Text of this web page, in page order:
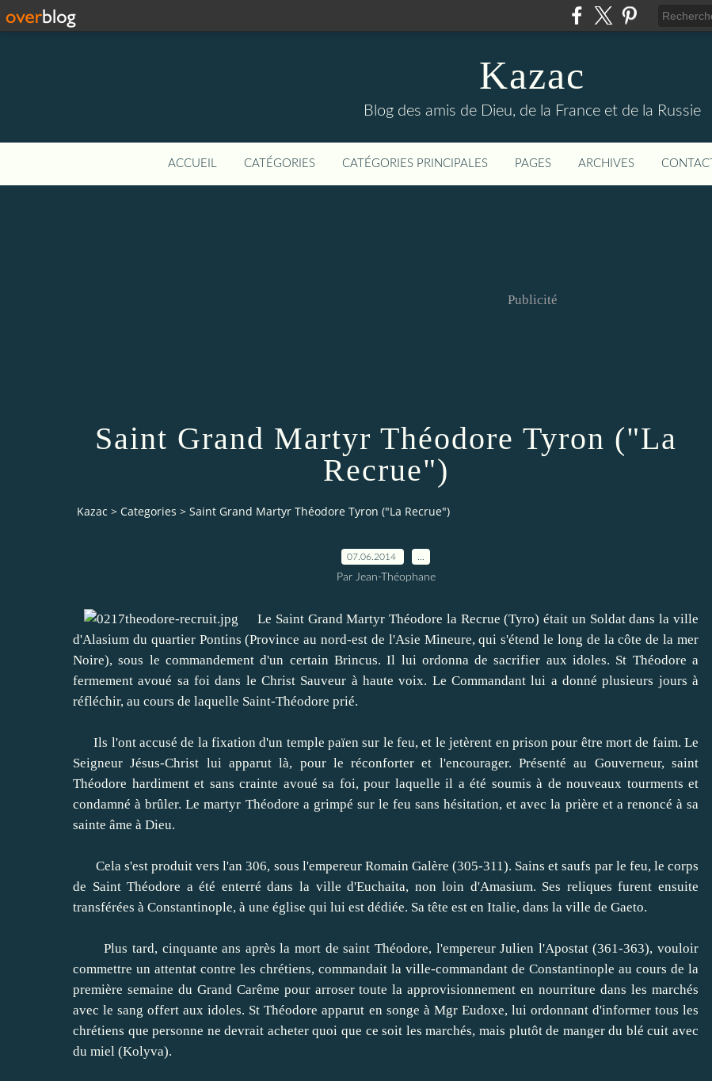
Kazac
Blog des amis de Dieu, de la France et de la Russie
ACCUEIL CATÉGORIES CATÉGORIES PRINCIPALES PAGES ARCHIVES CONTACT
Publicité
Saint Grand Martyr Théodore Tyron ("La
Recrue")
Kazac > Categories > Saint Grand Martyr Théodore Tyron ("La Recrue")
07.06.2014
Par Jean-Théophane
Le Saint Grand Martyr Théodore la Recrue (Tyro) était un Soldat dans la ville
d'Alasium du quartier Pontins (Province au nord-est de l'Asie Mineure, qui s'étend le long de la côte de la mer
Noire), sous le commandement d'un certain Brincus. Il lui ordonna de sacrifier aux idoles. St Théodore a
fermement avoué sa foi dans le Christ Sauveur à haute voix. Le Commandant lui a donné plusieurs jours à
réfléchir, au cours de laquelle Saint-Théodore prié.
Ils l'ont accusé de la fixation d'un temple païen sur le feu, et le jetèrent en prison pour être mort de faim. Le
Seigneur Jésus-Christ lui apparut là, pour le réconforter et l'encourager. Présenté au Gouverneur, saint
Théodore hardiment et sans crainte avoué sa foi, pour laquelle il a été soumis à de nouveaux tourments et
condamné à brûler. Le martyr Théodore a grimpé sur le feu sans hésitation, et avec la prière et a renoncé à sa
sainte âme à Dieu.
Cela s'est produit vers l'an 306, sous l'empereur Romain Galère (305-311). Sains et saufs par le feu, le corps
de Saint Théodore a été enterré dans la ville d'Euchaita, non loin d'Amasium. Ses reliques furent ensuite
transférées à Constantinople, à une église qui lui est dédiée. Sa tête est en Italie, dans la ville de Gaeto.
Plus tard, cinquante ans après la mort de saint Théodore, l'empereur Julien l'Apostat (361-363), vouloir
commettre un attentat contre les chrétiens, commandait la ville-commandant de Constantinople au cours de la
première semaine du Grand Carême pour arroser toute la approvisionnement en nourriture dans les marchés
avec le sang offert aux idoles. St Théodore apparut en songe à Mgr Eudoxe, lui ordonnant d'informer tous les
chrétiens que personne ne devrait acheter quoi que ce soit les marchés, mais plutôt de manger du blé cuit avec
du miel (Kolyva).